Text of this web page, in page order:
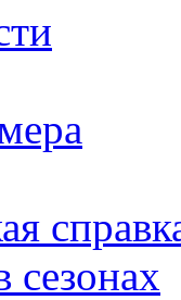
сезонах